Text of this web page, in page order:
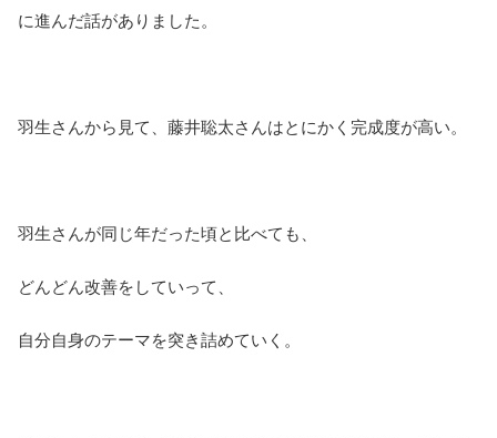
に進んだ話がありました。
羽生さんから見て、藤井聡太さんはとにかく完成度が高い。
羽生さんが同じ年だった頃と比べても、
どんどん改善をしていって、
自分自身のテーマを突き詰めていく。